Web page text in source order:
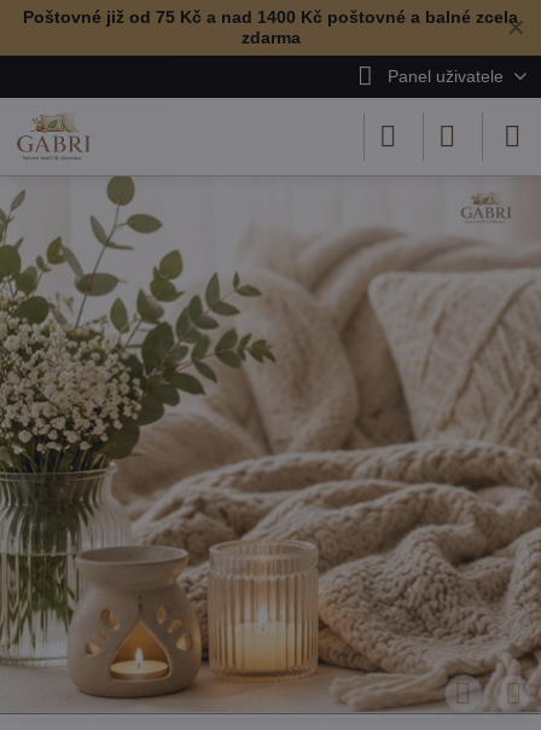
✕
Poštovné již od 75 Kč a nad 1400 Kč poštovné a balné zcela
zdarma
Panel uživatele